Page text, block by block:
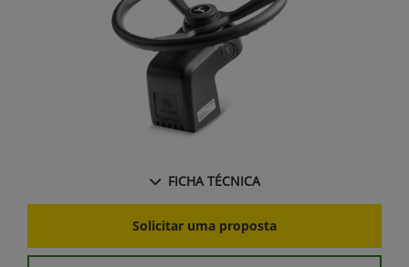
FICHA TÉCNICA
Solicitar uma proposta